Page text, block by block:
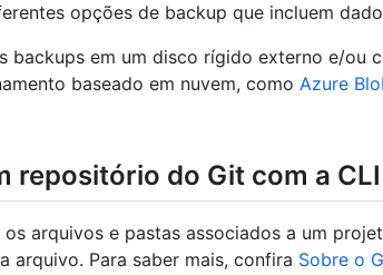
opções de backup que incluem
backups em um disco rígido externo e/ou
baseado em nuvem, como Azure
repositório do Git com a
arquivos e pastas associados a um
arquivo. Para saber mais, confira Sobre o